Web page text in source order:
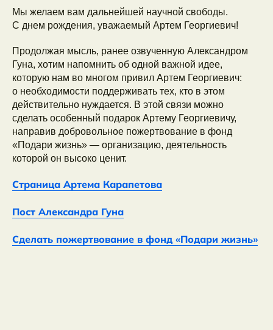
Мы желаем вам дальнейшей научной свободы.
С днем рождения, уважаемый Артем Георгиевич!
Продолжая мысль, ранее озвученную Александром
Гуна, хотим напомнить об одной важной идее,
которую нам во многом привил Артем Георгиевич:
о необходимости поддерживать тех, кто в этом
действительно нуждается. В этой связи можно
сделать особенный подарок Артему Георгиевичу,
направив добровольное пожертвование в фонд
«Подари жизнь» — организацию, деятельность
которой он высоко ценит.
Страница Артема Карапетова
Пост Александра Гуна
Сделать пожертвование в фонд «Подари жизнь»